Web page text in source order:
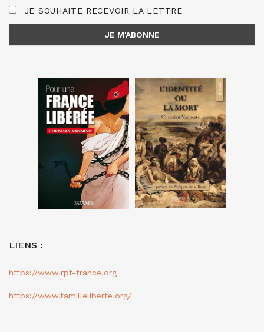
JE SOUHAITE RECEVOIR LA LETTRE
LIENS :
https://www.rpf-france.org
https://www.familleliberte.org/